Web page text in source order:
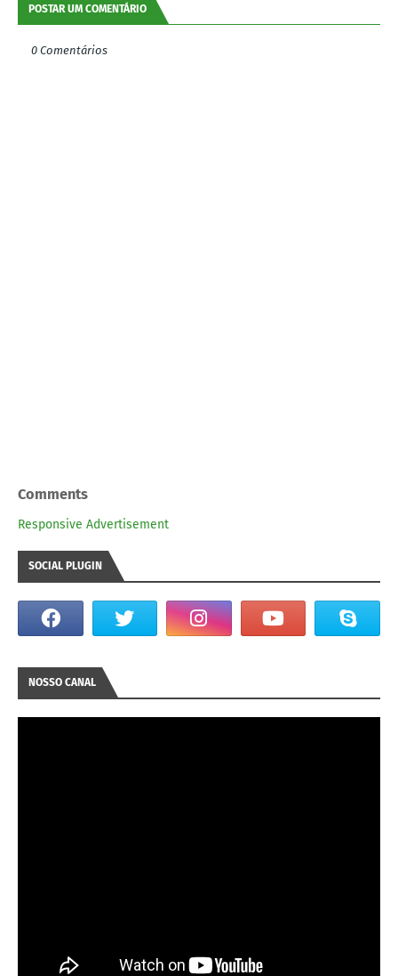
POSTAR UM COMENTÁRIO
0 Comentários
Comments
Responsive Advertisement
SOCIAL PLUGIN
NOSSO CANAL